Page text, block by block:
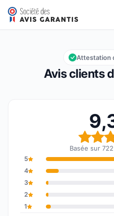
BellePaga
Note globale : 9,3 sur 10
9,3/10
Avis clients
Attestation
Note
Basée sur
5
4
3
2
1